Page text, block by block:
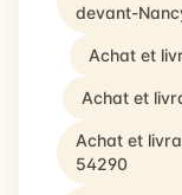
devant-
Achat et
Achat et
Achat et
54290